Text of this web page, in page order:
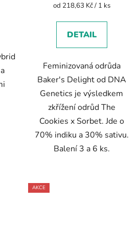
Měrná
od 218,63 Kč / 1 ks
DETAIL
Feminizovaná odrůda
Baker's Delight od DNA
Genetics je výsledkem
zkřížení odrůd The
Cookies x Sorbet. Jde o
70% indiku a 30% sativu.
Balení 3 a 6 ks.
AKCE